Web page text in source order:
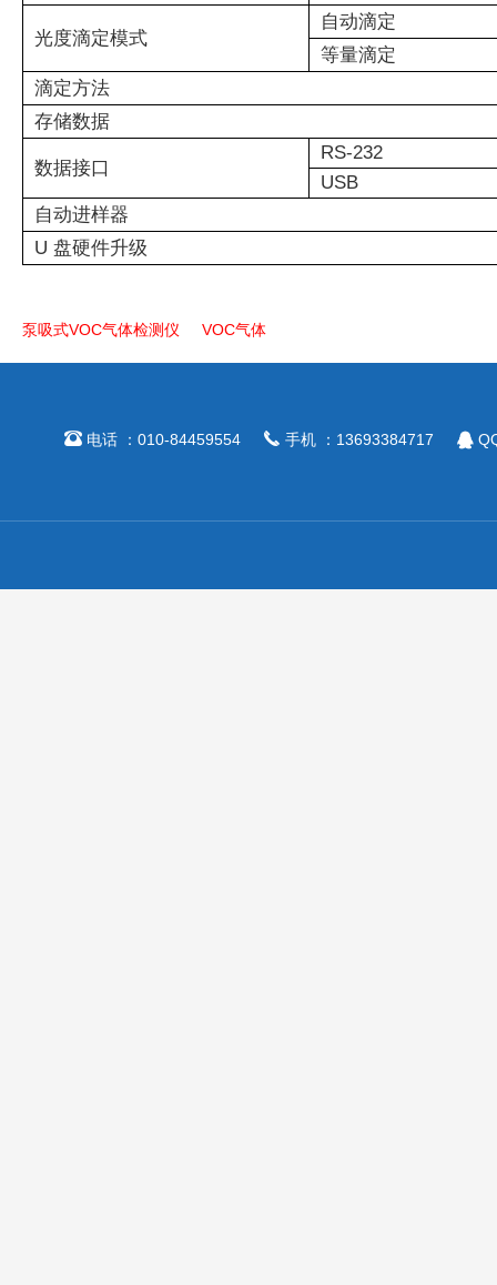
光度滴定模式
自动滴定
等量滴定
滴定方法
存储数据
数据接口
RS-232
USB
自动进样器
U 盘硬件升级
泵吸式VOC气体检测仪 VOC气体
电话 ：010-84459554  手机 ：13693384717 